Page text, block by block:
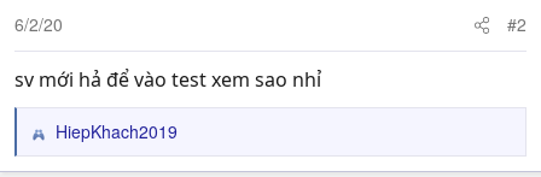
6/2/20 #2
sv mới hả để vào test xem sao nhỉ
R
e
HiepKhach2019